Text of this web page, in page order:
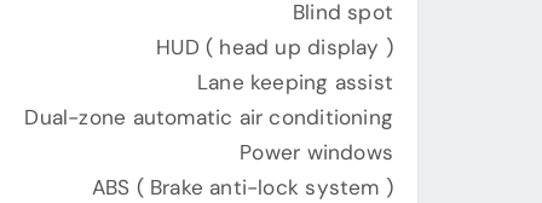
Blind spot
HUD ( head up display )
Lane keeping assist
Dual-zone automatic air conditioning
Power windows
ABS ( Brake anti-lock system )